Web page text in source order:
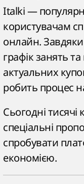
Italki —
користувачам
онлайн.
графік занять
актуальних
робить процес
Сьогодні
спеціальні
спробувати
економією.